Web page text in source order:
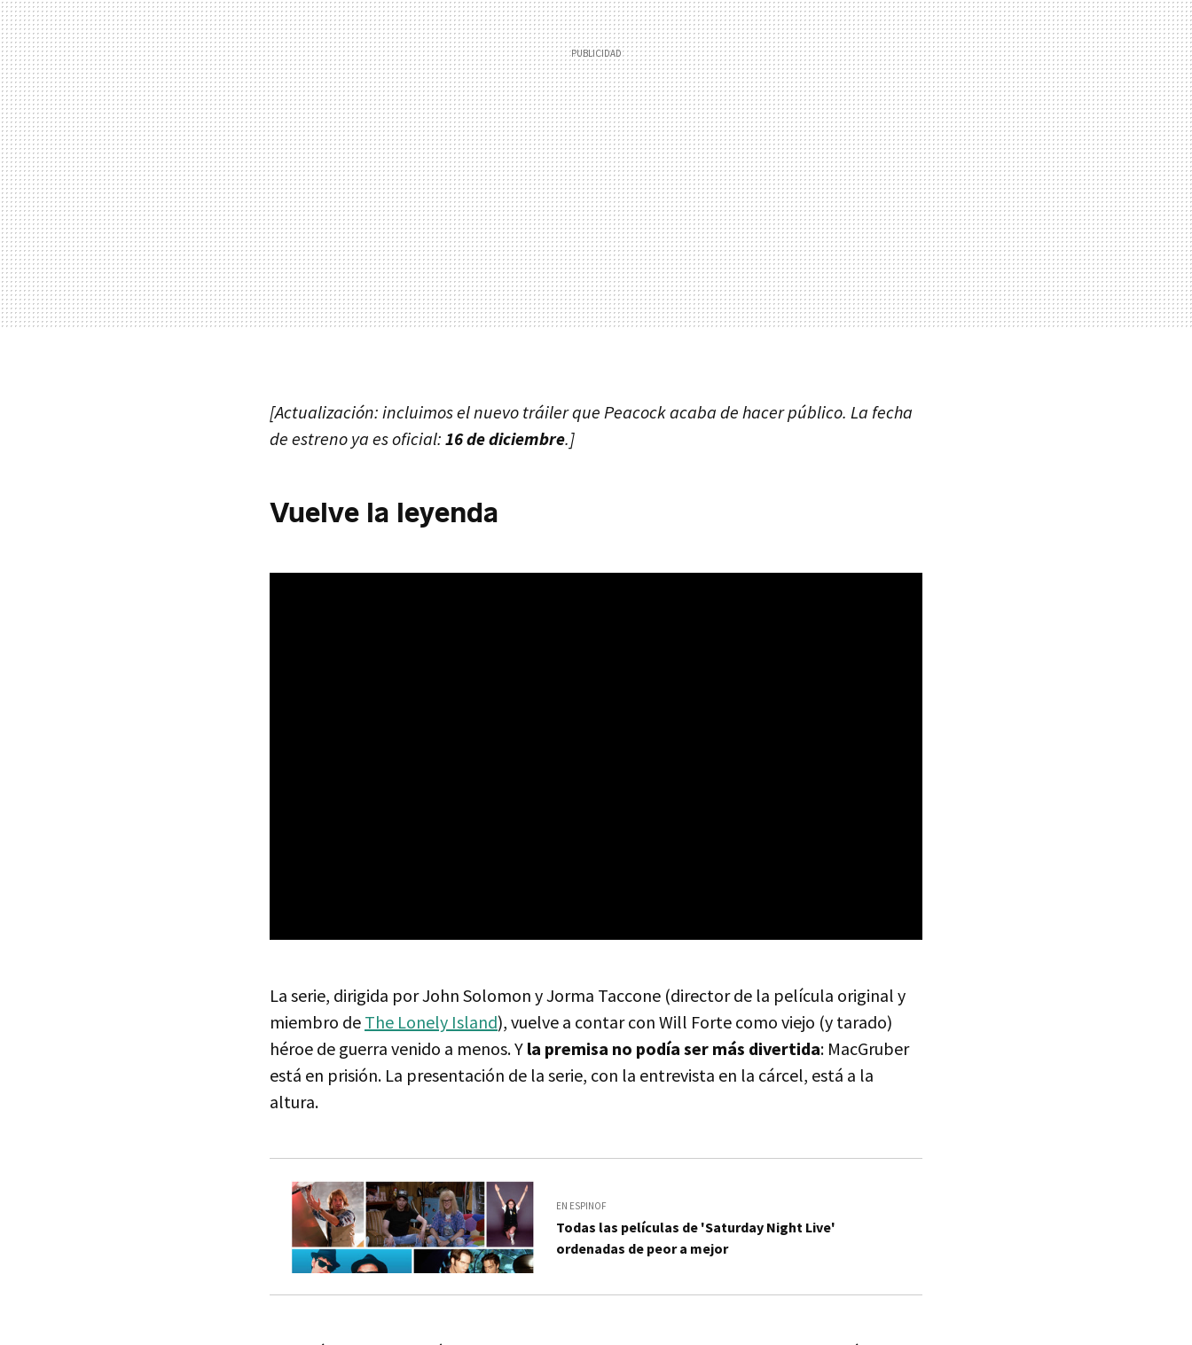
[Actualización: incluimos el nuevo tráiler que Peacock acaba de hacer público. La fecha
de estreno ya es oficial: 16 de diciembre.]
Vuelve la leyenda
La serie, dirigida por John Solomon y Jorma Taccone (director de la película original y
miembro de The Lonely Island), vuelve a contar con Will Forte como viejo (y tarado)
héroe de guerra venido a menos. Y la premisa no podía ser más divertida: MacGruber
está en prisión. La presentación de la serie, con la entrevista en la cárcel, está a la
altura.
EN ESPINOF
Todas las películas de 'Saturday Night Live'
ordenadas de peor a mejor